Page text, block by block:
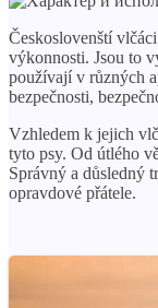
Českoslovenští
výkonnosti. Jsou to
používají v různých
bezpečnosti,
Vzhledem k jejich
tyto psy. Od útlého
Správný a důsledný
opravdové přátele.